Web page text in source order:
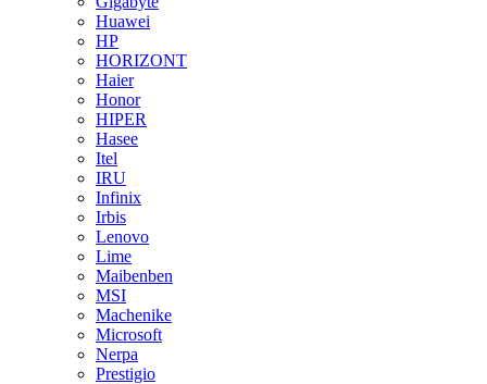
Huawei
HP
HORIZONT
Haier
Honor
HIPER
Hasee
Itel
IRU
Infinix
Irbis
Lenovo
Lime
Maibenben
MSI
Machenike
Microsoft
Nerpa
Prestigio